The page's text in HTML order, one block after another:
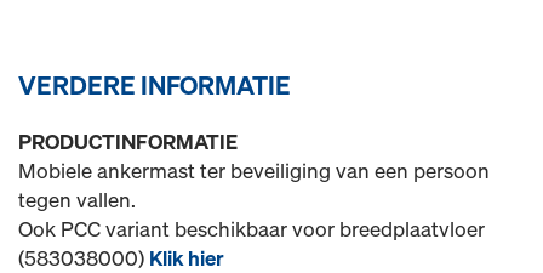
VERDERE INFORMATIE
PRODUCTINFORMATIE
Mobiele ankermast ter beveiliging van een persoon
tegen vallen.
Ook PCC variant beschikbaar voor breedplaatvloer
(583038000) Klik hier